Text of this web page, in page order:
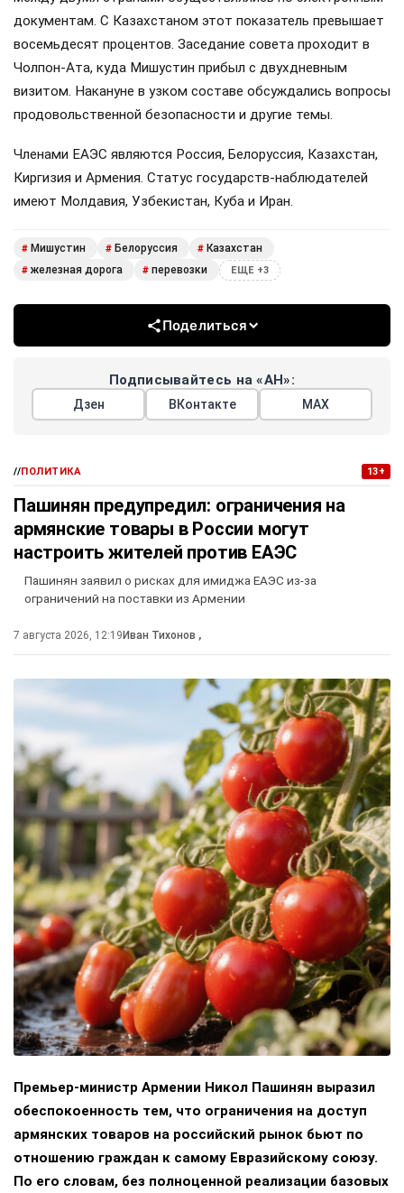
документам. С Казахстаном этот показатель превышает
восемьдесят процентов. Заседание совета проходит в
Чолпон-Ата, куда Мишустин прибыл с двухдневным
визитом. Накануне в узком составе обсуждались вопросы
продовольственной безопасности и другие темы.
Членами ЕАЭС являются Россия, Белоруссия, Казахстан,
Киргизия и Армения. Статус государств-наблюдателей
имеют Молдавия, Узбекистан, Куба и Иран.
# Мишустин # Белоруссия # Казахстан
# железная дорога # перевозки ЕЩЕ +3
Поделиться
Подписывайтесь на «АН»:
Дзен ВКонтакте МАХ
//ПОЛИТИКА 13+
Пашинян предупредил: ограничения на
армянские товары в России могут
настроить жителей против ЕАЭС
Пашинян заявил о рисках для имиджа ЕАЭС из-за
ограничений на поставки из Армении
7 августа 2026, 12:19 Иван Тихонов ,
Премьер-министр Армении Никол Пашинян выразил
обеспокоенность тем, что ограничения на доступ
армянских товаров на российский рынок бьют по
отношению граждан к самому Евразийскому союзу.
По его словам, без полноценной реализации базовых